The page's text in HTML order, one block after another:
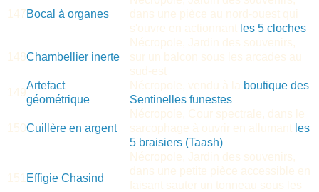
147Bocal à organes
dans une pièce au nord-ouest qui
s'ouvre en actionnant les 5 cloches
148Chambellier inerte
Nécropole, Jardin des souvenirs,
sur un balcon sous les arcades au
sud-est
149
Artefact
géométrique
Nécropole, vendu à la boutique des
Sentinelles funestes
150Cuillère en argent
Nécropole, Cour spectrale, dans le
sarcophage à ouvrir en allumant les
5 braisiers (Taash)
151 Effigie Chasind
Nécropole, Jardin des souvenirs,
dans une petite pièce accessible en
faisant sauter un tonneau sous les